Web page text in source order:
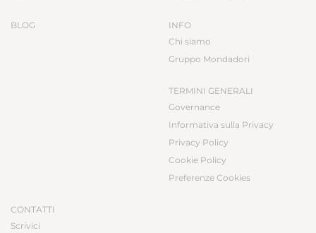
BLOG
INFO
Chi siamo
Gruppo Mondadori
TERMINI GENERALI
Governance
Informativa sulla Privacy
Privacy Policy
Cookie Policy
Preferenze Cookies
CONTATTI
Scrivici